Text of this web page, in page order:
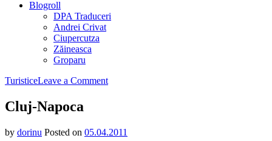
Blogroll
DPA Traduceri
Andrei Crivat
Ciupercutza
Zăineasca
Groparu
TuristiceLeave a Commenton
Cluj-Napoca
by dorinu Posted on 05.04.2011